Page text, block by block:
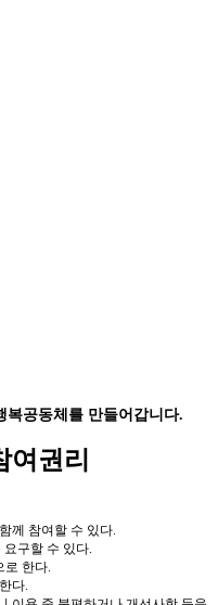
복공동체를 만들어갑니다.
여권리
께 참여할 수 있다.
구할 수 있다.
로 한다.
다.